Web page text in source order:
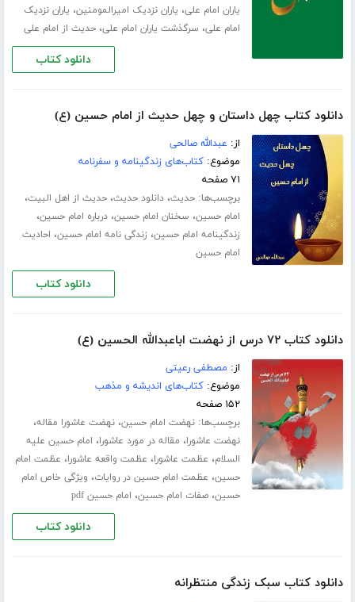
یاران امام علی، یاران نزدیک امیرالمومنین، یاران نزدیک
امام علی، سرگذشت یاران امام علی،حدیث از امام علی
دانلود کتاب
دانلود کتاب چهل داستان و چهل حدیث از امام حسین (ع)
از: عبدالله صالحی
موضوع:کتاب‌های زندگینامه و سفرنامه
۷۱ صفحه
برچسب‌ها:حدیث،دانلود حدیث،حدیث از اهل البیت،
امام حسین، سخنان امام حسین،درباره امام حسین،
زندگینامه امام حسین، زندگی نامه امام حسین، احادیث
امام حسین
دانلود کتاب
دانلود کتاب ۷۲ درس از نهضت اباعبدالله الحسین (ع)
از: مصطفی رعیتی
موضوع:کتاب‌های اندیشه و مذهب
۱۵۲ صفحه
برچسب‌ها:نهضت امام حسین،نهضت عاشورا مقاله،
نهضت عاشورا، مقاله در مورد عاشورا، امام حسین علیه
السلام، عظمت عاشورا، عظمت واقعه عاشورا، عظمت امام
حسین، عظمت امام حسین در روایات، ویژگی خاص امام
حسین،صفات امام حسین، امام حسین pdf
دانلود کتاب
دانلود کتاب سبک زندگی منتظرانه